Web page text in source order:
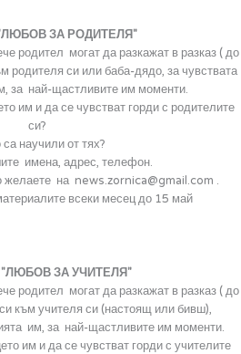
ЗА РОДИТЕЛЯ"
родител могат да разкажат в разказ ( до
родителя си или баба-дядо, за чувствата
за най-щастливите им моменти.
им и да се чувстват горди с родителите
си?
са научили от тях?
имена, адрес, телефон.
желаете на news.zornica@gmail.com .
всеки месец до 15 май
"ЛЮБОВ ЗА УЧИТЕЛЯ"
родител могат да разкажат в разказ ( до
към учителя си (настоящ или бивш),
им, за най-щастливите им моменти.
им и да се чувстват горди с учителите